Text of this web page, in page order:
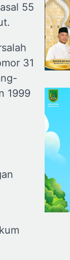
55
31
1999